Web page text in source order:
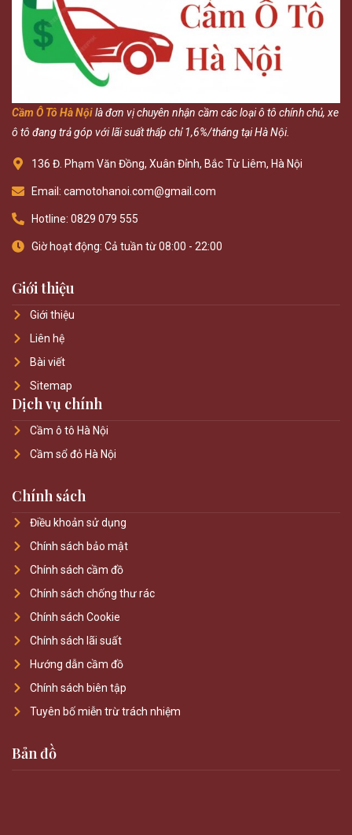
Cầm Ô Tô Hà Nộilà đơn vị chuyên nhận cầm các loại ô tô chính chủ, xe
ô tô đang trả góp với lãi suất thấp chỉ 1,6%/tháng tại Hà Nội.
136 Đ. Phạm Văn Đồng, Xuân Đỉnh, Bắc Từ Liêm, Hà Nội
Email: camotohanoi.com@gmail.com
Hotline: 0829 079 555
Giờ hoạt động: Cả tuần từ 08:00 - 22:00
Giới thiệu
Giới thiệu
Liên hệ
Bài viết
Sitemap
Dịch vụ chính
Cầm ô tô Hà Nội
Cầm sổ đỏ Hà Nội
Chính sách
Điều khoản sử dụng
Chính sách bảo mật
Chính sách cầm đồ
Chính sách chống thư rác
Chính sách Cookie
Chính sách lãi suất
Hướng dẫn cầm đồ
Chính sách biên tập
Tuyên bố miễn trừ trách nhiệm
Bản đồ